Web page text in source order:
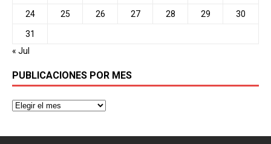
24 25 26 27 28 29 30
31
« Jul
PUBLICACIONES POR MES